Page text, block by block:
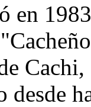
en
desde